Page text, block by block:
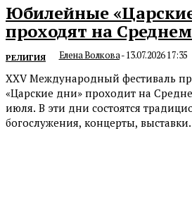
Юбилейные
проходят на
РЕЛИГИЯ Елена Волкова- 13.07.2026 17:35
ХХV Международный фестиваль
«Царские дни» проходит на
июля. В эти дни состоятся
богослужения, концерты,